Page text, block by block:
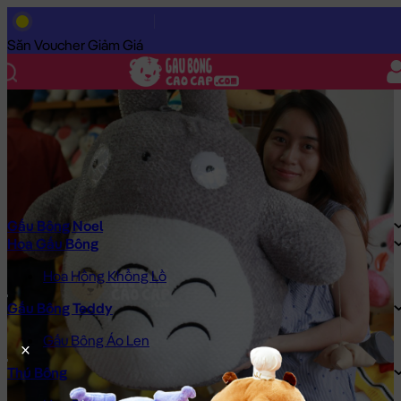
Săn Voucher Giảm Giá
Gấu Bông Noel
Hoa Gấu Bông
Hoa Hồng Khổng Lồ
Gấu Bông Teddy
Gấu Bông Áo Len
Thú Bông
Trang Chủ